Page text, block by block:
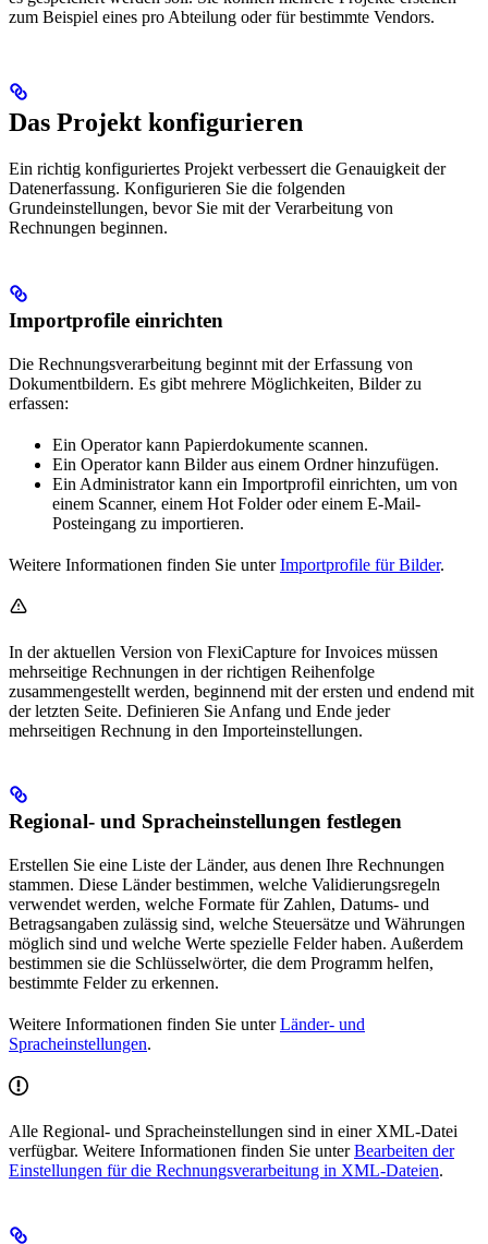
zum Beispiel eines pro Abteilung oder für bestimmte Vendors.
Das Projekt konfigurieren
Ein richtig konfiguriertes Projekt verbessert die Genauigkeit der
Datenerfassung. Konfigurieren Sie die folgenden
Grundeinstellungen, bevor Sie mit der Verarbeitung von
Rechnungen beginnen.
Importprofile einrichten
Die Rechnungsverarbeitung beginnt mit der Erfassung von
Dokumentbildern. Es gibt mehrere Möglichkeiten, Bilder zu
erfassen:
Ein Operator kann Papierdokumente scannen.
Ein Operator kann Bilder aus einem Ordner hinzufügen.
Ein Administrator kann ein Importprofil einrichten, um von
einem Scanner, einem Hot Folder oder einem E-Mail-
Posteingang zu importieren.
Weitere Informationen finden Sie unterImportprofile für Bilder.
In der aktuellen Version von FlexiCapture for Invoices müssen
mehrseitige Rechnungen in der richtigen Reihenfolge
zusammengestellt werden, beginnend mit der ersten und endend mit
der letzten Seite. Definieren Sie Anfang und Ende jeder
mehrseitigen Rechnung in den Importeinstellungen.
Regional- und Spracheinstellungen festlegen
Erstellen Sie eine Liste der Länder, aus denen Ihre Rechnungen
stammen. Diese Länder bestimmen, welche Validierungsregeln
verwendet werden, welche Formate für Zahlen, Datums- und
Betragsangaben zulässig sind, welche Steuersätze und Währungen
möglich sind und welche Werte spezielle Felder haben. Außerdem
bestimmen sie die Schlüsselwörter, die dem Programm helfen,
bestimmte Felder zu erkennen.
Weitere Informationen finden Sie unterLänder- und
Spracheinstellungen.
Alle Regional- und Spracheinstellungen sind in einer XML-Datei
verfügbar. Weitere Informationen finden Sie unterBearbeiten der
Einstellungen für die Rechnungsverarbeitung in XML-Dateien.